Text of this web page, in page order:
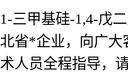
1-三甲基硅-1,4-戊
北省*企业，向广大
术人员全程指导，